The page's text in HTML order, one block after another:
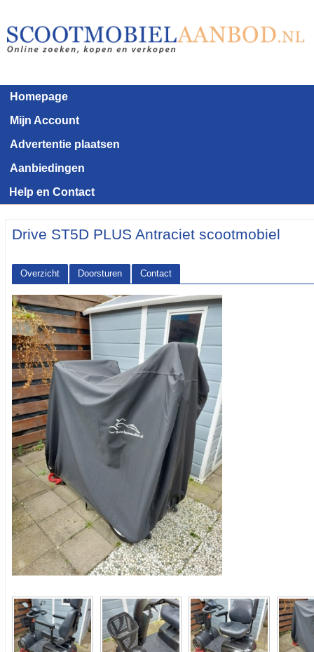
Homepage
Mijn Account
Advertentie plaatsen
Aanbiedingen
Help en Contact
Drive ST5D PLUS Antraciet scootmobiel
Overzicht Doorsturen
Contact
<< Terug naar het advertentie overzicht